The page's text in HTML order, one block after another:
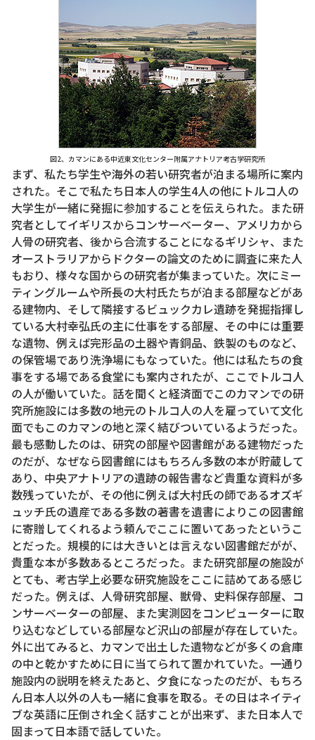
図2、カマンにある中近東文化センター附属アナトリア考古学研究所
まず、私たち学生や海外の若い研究者が泊まる場所に案内
された。そこで私たち日本人の学生4人の他にトルコ人の
大学生が一緒に発掘に参加することを伝えられた。また研
究者としてイギリスからコンサーベーター、アメリカから
人骨の研究者、後から合流することになるギリシャ、また
オーストラリアからドクターの論文のために調査に来た人
もおり、様々な国からの研究者が集まっていた。次にミー
ティングルームや所長の大村氏たちが泊まる部屋などがあ
る建物内、そして隣接するビュックカレ遺跡を発掘指揮し
ている大村幸弘氏の主に仕事をする部屋、その中には重要
な遺物、例えば完形品の土器や青銅品、鉄製のものなど、
の保管場であり洗浄場にもなっていた。他には私たちの食
事をする場である食堂にも案内されたが、ここでトルコ人
の人が働いていた。話を聞くと経済面でこのカマンでの研
究所施設には多数の地元のトルコ人の人を雇っていて文化
面でもこのカマンの地と深く結びついているようだった。
最も感動したのは、研究の部屋や図書館がある建物だった
のだが、なぜなら図書館にはもちろん多数の本が貯蔵して
あり、中央アナトリアの遺跡の報告書など貴重な資料が多
数残っていたが、その他に例えば大村氏の師であるオズギ
ュッチ氏の遺産である多数の著書を遺書によりこの図書館
に寄贈してくれるよう頼んでここに置いてあったというこ
とだった。規模的には大きいとは言えない図書館だがが、
貴重な本が多数あるところだった。また研究部屋の施設が
とても、考古学上必要な研究施設をここに詰めてある感じ
だった。例えば、人骨研究部屋、獣骨、史料保存部屋、コ
ンサーベーターの部屋、また実測図をコンピューターに取
り込むなどしている部屋など沢山の部屋が存在していた。
外に出てみると、カマンで出土した遺物などが多くの倉庫
の中と乾かすために日に当てられて置かれていた。一通り
施設内の説明を終えたあと、夕食になったのだが、もちろ
ん日本人以外の人も一緒に食事を取る。その日はネイティ
ブな英語に圧倒され全く話すことが出来ず、また日本人で
固まって日本語で話していた。